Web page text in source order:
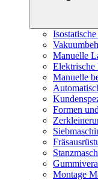
Isostatische
Manuelle
Elektrische
Manuelle
Formen
Montage